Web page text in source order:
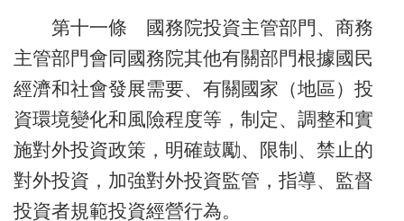
第十一條 國務院投資主管部門、商務
主管部門會同國務院其他有關部門根據國民
經濟和社會發展需要、有關國家（地區）投
資環境變化和風險程度等，制定、調整和實
施對外投資政策，明確鼓勵、限制、禁止的
對外投資，加強對外投資監管，指導、監督
投資者規範投資經營行為。